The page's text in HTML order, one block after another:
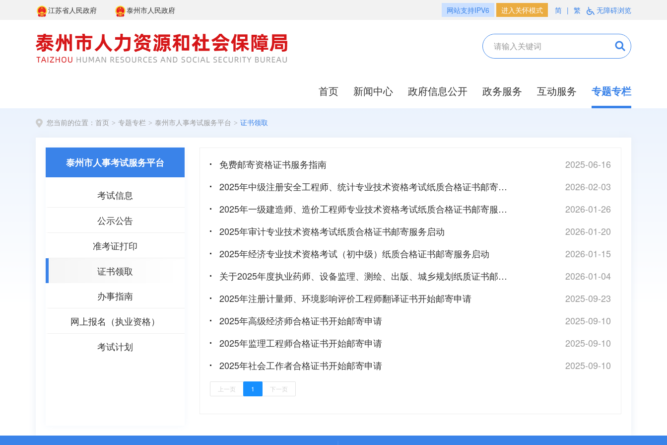
江苏省人民政府 泰州市人民政府 网站支持IPV6 进入关怀模式 简 | 繁 无障碍浏览
首页 新闻中心 政府信息公开 政务服务 互动服务 专题专栏
您当前的位置： 首页 > 专题专栏 > 泰州市人事考试服务平台 > 证书领取
泰州市人事考试服务平台
考试信息
公示公告
准考证打印
证书领取
办事指南
网上报名（执业资格）
考试计划
免费邮寄资格证书服务指南
2025-06-16
2025年中级注册安全工程师、统计专业技术资格考试纸质合格证书邮寄服务启动
2026-02-03
2025年一级建造师、造价工程师专业技术资格考试纸质合格证书邮寄服务启动
2026-01-26
2025年审计专业技术资格考试纸质合格证书邮寄服务启动
2026-01-20
2025年经济专业技术资格考试（初中级）纸质合格证书邮寄服务启动
2026-01-15
关于2025年度执业药师、设备监理、测绘、出版、城乡规划纸质证书邮寄申请的公告
2026-01-04
2025年注册计量师、环境影响评价工程师翻译证书开始邮寄申请
2025-09-23
2025年高级经济师合格证书开始邮寄申请
2025-09-10
2025年监理工程师合格证书开始邮寄申请
2025-09-10
2025年社会工作者合格证书开始邮寄申请
2025-09-10
上一页 1 下一页